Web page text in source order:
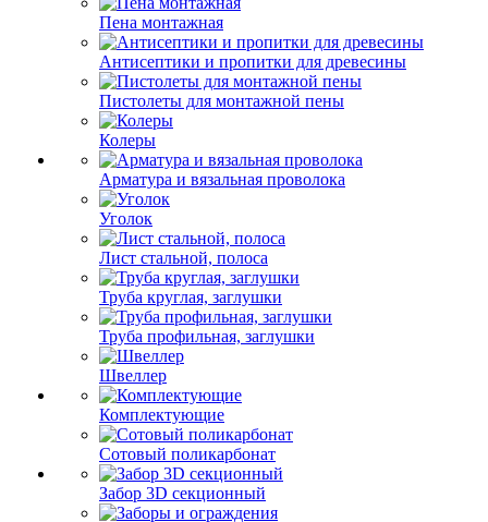
Пена монтажная
Антисептики и пропитки для древесины
Пистолеты для монтажной пены
Колеры
Арматура и вязальная проволока
Уголок
Лист стальной, полоса
Труба круглая, заглушки
Труба профильная, заглушки
Швеллер
Комплектующие
Сотовый поликарбонат
Забор 3D секционный